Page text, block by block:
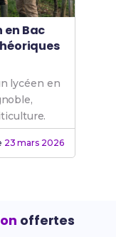
en Bac
lycéen en
23 mars 2026
offertes